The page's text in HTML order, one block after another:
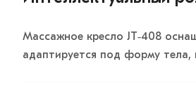
Массажное кресло JT‑408
адаптируется под форму тела,